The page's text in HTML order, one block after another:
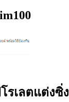
รเลตแต่งซิ่ง